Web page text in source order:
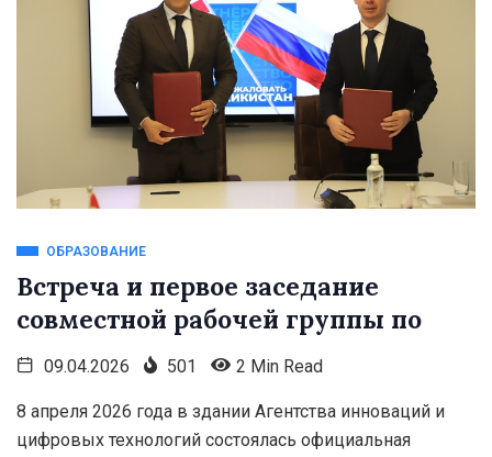
ОБРАЗОВАНИЕ
Встреча и первое заседание
совместной рабочей группы по
09.04.2026 501 2 Min Read
8 апреля 2026 года в здании Агентства инноваций и
цифровых технологий состоялась официальная